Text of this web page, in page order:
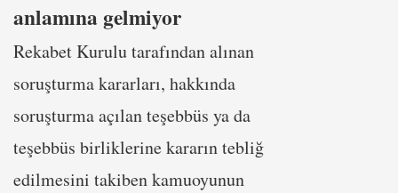
anlamına gelmiyor
Rekabet Kurulu tarafından alınan
soruşturma kararları, hakkında
soruşturma açılan teşebbüs ya da
teşebbüs birliklerine kararın tebliğ
edilmesini takiben kamuoyunun